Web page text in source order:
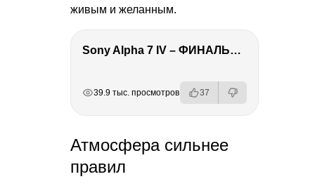
живым и желанным.
Sony Alpha 7 IV – ФИНАЛЬНЫЙ ОБЗОР
39.9 тыс. просмотров 37
Атмосфера сильнее
правил